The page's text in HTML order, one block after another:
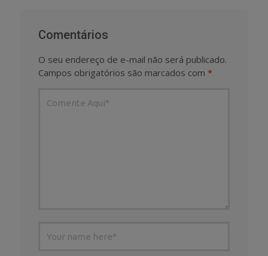
Comentários
O seu endereço de e-mail não será publicado.
Campos obrigatórios são marcados com *